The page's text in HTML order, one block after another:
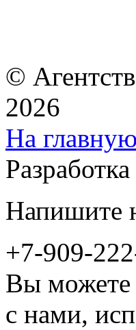
©
2026
На главную
Напишите
+7-909-
Вы можете
с нами,